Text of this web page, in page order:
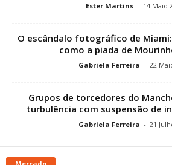
Ester Martins - 14 Maio
O escândalo fotográfico de
como a piada de
Gabriela Ferreira - 22
Grupos de torcedores do
turbulência com suspensão de
Gabriela Ferreira - 21